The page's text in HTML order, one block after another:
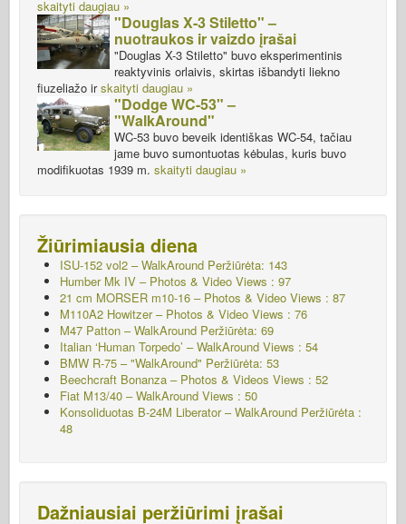
skaityti daugiau »
"Douglas X-3 Stiletto" –
nuotraukos ir vaizdo įrašai
"Douglas X-3 Stiletto" buvo eksperimentinis
reaktyvinis orlaivis, skirtas išbandyti liekno
fiuzeliažo irskaityti daugiau »
"Dodge WC-53" –
"WalkAround"
WC-53 buvo beveik identiškas WC-54, tačiau
jame buvo sumontuotas kėbulas, kuris buvo
modifikuotas 1939 m. skaityti daugiau »
Žiūrimiausia diena
ISU-152 vol2 – WalkAround Peržiūrėta: 143
Humber Mk IV – Photos & Video Views : 97
21 cm MORSER m10-16 – Photos & Video Views : 87
M110A2 Howitzer – Photos & Video Views : 76
M47 Patton – WalkAround Peržiūrėta: 69
Italian ‘Human Torpedo’ – WalkAround Views : 54
BMW R-75 – "WalkAround" Peržiūrėta: 53
Beechcraft Bonanza – Photos & Videos Views : 52
Fiat M13/40 – WalkAround Views : 50
Konsoliduotas B-24M Liberator – WalkAround Peržiūrėta :
48
Dažniausiai peržiūrimi įrašai